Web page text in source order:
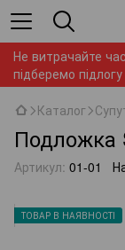
Не витрачайте
підберемо підлогу
Каталог
Подложка
Артикул: 01-01
ТОВАР В НАЯВНОСТІ